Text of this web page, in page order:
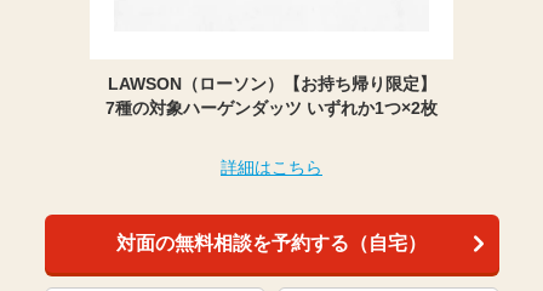
LAWSON（ローソン）【お持ち帰り限定】
7種の対象ハーゲンダッツ いずれか1つ×2枚
詳細はこちら
対面の無料相談を予約する（自宅）